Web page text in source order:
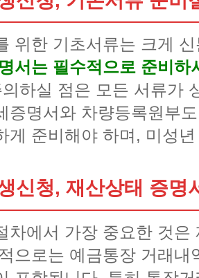
위한 기초서류는 크게
서는 필수적으로 준비
하실 점은 모든 서류가
증명서와 차량등록원부
게 준비해야 하며, 미성
신청, 재산상태 증명
차에서 가장 중요한 것
으로는 예금통장 거래